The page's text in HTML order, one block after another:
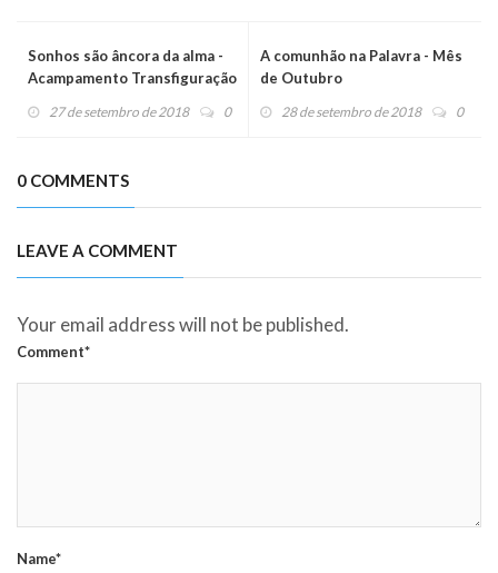
Sonhos são âncora da alma -
Acampamento Transfiguração
27 de setembro de 2018 0
A comunhão na Palavra - Mês
de Outubro
28 de setembro de 2018 0
0 COMMENTS
LEAVE A COMMENT
Your email address will not be published.
Comment*
Name*